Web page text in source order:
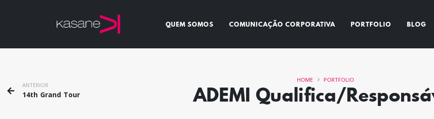
QUEM SOMOS COMUNICAÇÃO CORPORATIVA PORTFOLIO BLOG
ANTERIOR
14th Grand Tour ADEMI Qualifica/
HOME PORTFOLIO